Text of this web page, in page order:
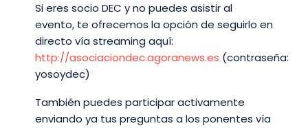
Si eres socio DEC y no puedes asistir al
evento, te ofrecemos la opción de seguirlo en
directo vía streaming aquí:
http://asociaciondec.agoranews.es (contraseña:
yosoydec)
También puedes participar activamente
enviando ya tus preguntas a los ponentes vía